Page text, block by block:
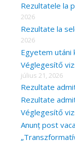
h
f
o
r
:
Rezultatele la
2026
Rezultate la
2026
Egyetem utáni
Véglegesítő
július 21, 2026
Rezultate
Rezultate
Véglegesítő
Anunț post